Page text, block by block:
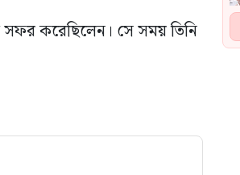
সফর করেছিলেন। সে সময় তিনি